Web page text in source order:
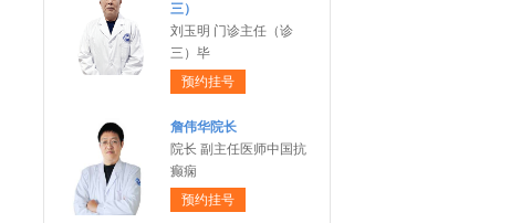
三）
刘玉明 门诊主任（诊
三）毕
预约挂号
詹伟华院长
院长 副主任医师中国抗
癫痫
预约挂号